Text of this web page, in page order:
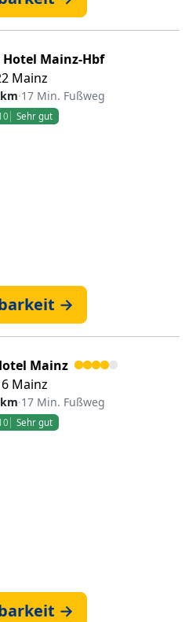
Hotel Mainz-Hbf
Mainz
·17 Min. Fußweg
Sehr gut
→
Mainz
Mainz
·17 Min. Fußweg
Sehr gut
→